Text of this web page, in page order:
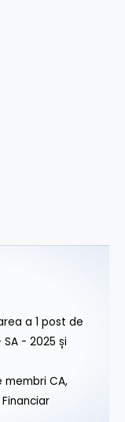
a 1 post de
SA - 2025 și
CA,